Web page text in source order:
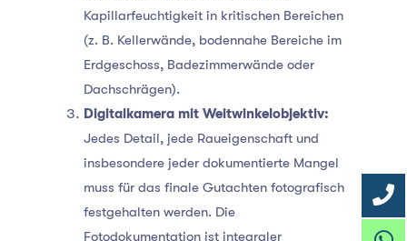
Kapillarfeuchtigkeit in kritischen Bereichen
(z. B. Kellerwände, bodennahe Bereiche im
Erdgeschoss, Badezimmerwände oder
Dachschrägen).
Digitalkamera mit Weitwinkelobjektiv:
Jedes Detail, jede Raueigenschaft und
insbesondere jeder dokumentierte Mangel
muss für das finale Gutachten fotografisch
festgehalten werden. Die
Fotodokumentation ist integraler